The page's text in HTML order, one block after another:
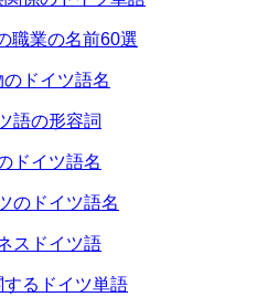
職業の名前60選
ドイツ語名
語の形容詞
ドイツ語名
のドイツ語名
スドイツ語
するドイツ単語